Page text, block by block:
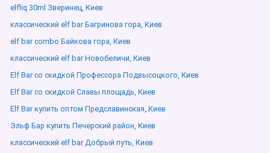
elfliq 30ml Зверинец, Киев
классический elf bar Багринова гора, Киев
elf bar combo Байкова гора, Киев
классический elf bar Новобеличи, Киев
Elf Bar со скидкой Профессора Подвысоцкого, Киев
Elf Bar со скидкой Славы площадь, Киев
Elf Bar купить оптом Предславинская, Киев
Эльф Бар купить Печерский район, Киев
классический elf bar Добрый путь, Киев